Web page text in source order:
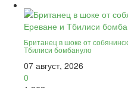
Британец в шоке от
Тбилиси бомбануло
07 август, 2026
0